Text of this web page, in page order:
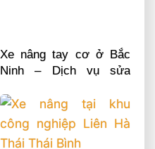
Xe nâng tay cơ ở Bắc
Ninh – Dịch vụ sửa